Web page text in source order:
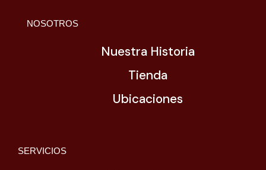
NOSOTROS
Nuestra Historia
Tienda
Ubicaciones
SERVICIOS